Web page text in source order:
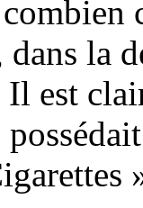
dans la
est